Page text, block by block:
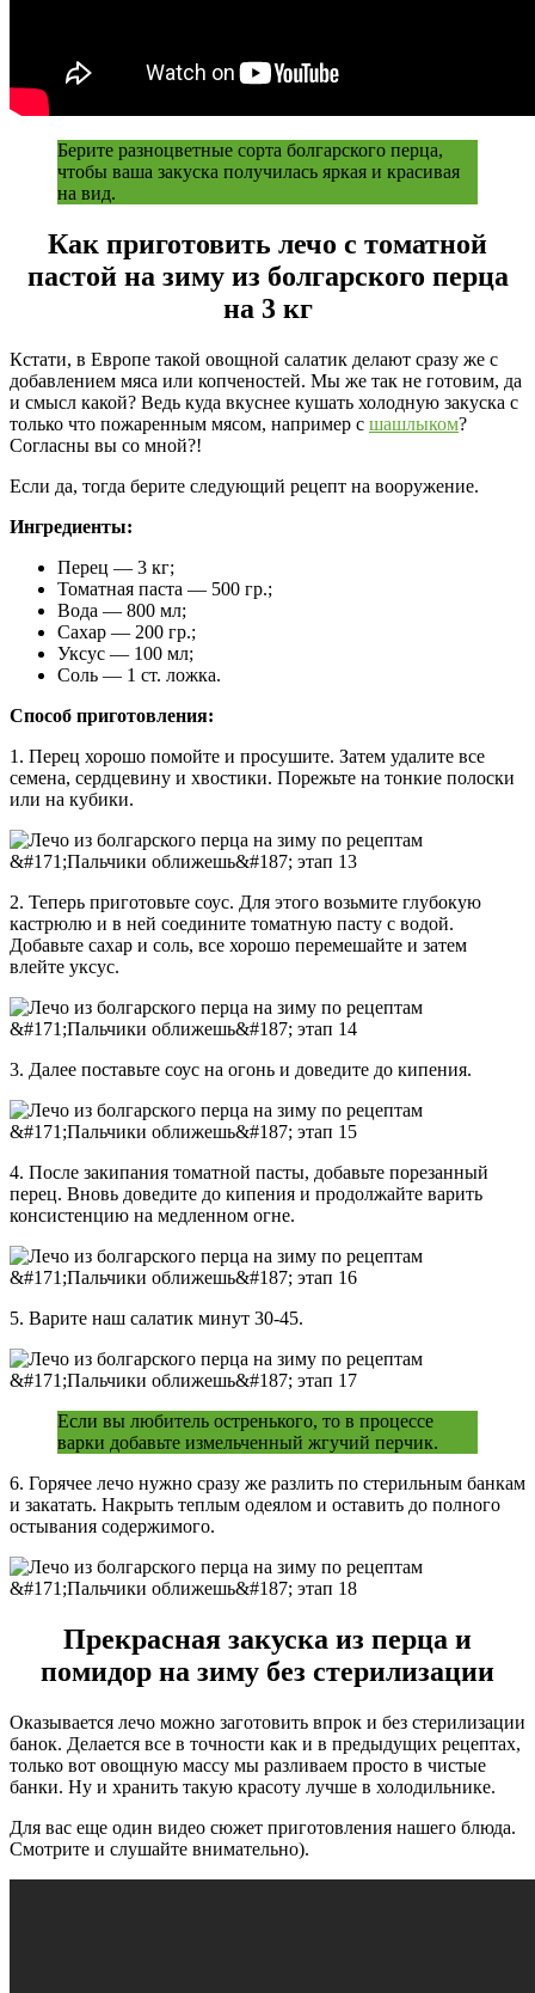
Берите разноцветные сорта болгарского перца,
чтобы ваша закуска получилась яркая и красивая
на вид.
Как приготовить лечо с томатной
пастой на зиму из болгарского перца
на 3 кг
Кстати, в Европе такой овощной салатик делают сразу же с
добавлением мяса или копченостей. Мы же так не готовим, да
и смысл какой? Ведь куда вкуснее кушать холодную закуска с
только что пожаренным мясом, например с шашлыком?
Согласны вы со мной?!
Если да, тогда берите следующий рецепт на вооружение.
Ингредиенты:
Перец — 3 кг;
Томатная паста — 500 гр.;
Вода — 800 мл;
Сахар — 200 гр.;
Уксус — 100 мл;
Соль — 1 ст. ложка.
Способ приготовления:
1. Перец хорошо помойте и просушите. Затем удалите все
семена, сердцевину и хвостики. Порежьте на тонкие полоски
или на кубики.
2. Теперь приготовьте соус. Для этого возьмите глубокую
кастрюлю и в ней соедините томатную пасту с водой.
Добавьте сахар и соль, все хорошо перемешайте и затем
влейте уксус.
3. Далее поставьте соус на огонь и доведите до кипения.
4. После закипания томатной пасты, добавьте порезанный
перец. Вновь доведите до кипения и продолжайте варить
консистенцию на медленном огне.
5. Варите наш салатик минут 30-45.
Если вы любитель остренького, то в процессе
варки добавьте измельченный жгучий перчик.
6. Горячее лечо нужно сразу же разлить по стерильным банкам
и закатать. Накрыть теплым одеялом и оставить до полного
остывания содержимого.
Прекрасная закуска из перца и
помидор на зиму без стерилизации
Оказывается лечо можно заготовить впрок и без стерилизации
банок. Делается все в точности как и в предыдущих рецептах,
только вот овощную массу мы разливаем просто в чистые
банки. Ну и хранить такую красоту лучше в холодильнике.
Для вас еще один видео сюжет приготовления нашего блюда.
Смотрите и слушайте внимательно).